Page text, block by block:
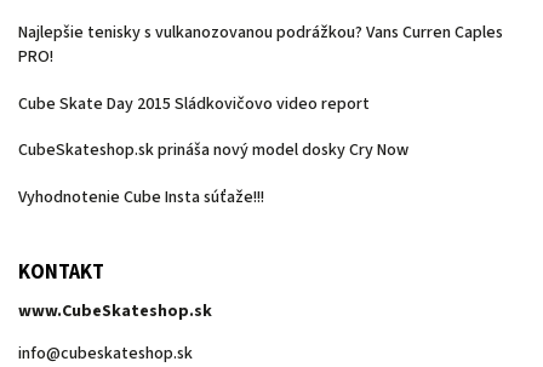
Najlepšie tenisky s vulkanozovanou podrážkou? Vans Curren Caples
PRO!
Cube Skate Day 2015 Sládkovičovo video report
CubeSkateshop.sk prináša nový model dosky Cry Now
Vyhodnotenie Cube Insta súťaže!!!
KONTAKT
www.CubeSkateshop.sk
info@cubeskateshop.sk